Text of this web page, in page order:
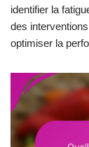
identifier la
des
optimiser la